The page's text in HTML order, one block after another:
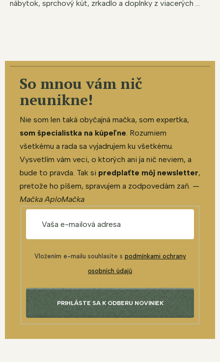
nábytok, sprchový kút, zrkadlo a doplnky z viacerých ...
So mnou vám nič
neunikne!
Nie som len taká obyčajná mačka, som expertka,
som špecialistka na kúpeľne. Rozumiem
všetkému a rada sa vyjadrujem ku všetkému.
Vysvetlím vám veci, o ktorých ani ja nič neviem, a
bude to pravda. Tak si predplaťte môj newsletter,
pretože ho píšem, spravujem a zodpovedám zaň. —
Mačka AploMačka
Vložením e-mailu souhlasíte s podmínkami ochrany
osobních údajů
PRIHLÁSTE SA K ODBERU NOVINIEK